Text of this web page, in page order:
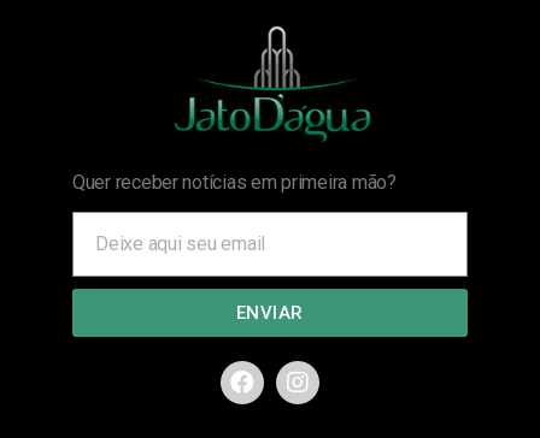
Quer receber notícias em primeira mão?
ENVIAR